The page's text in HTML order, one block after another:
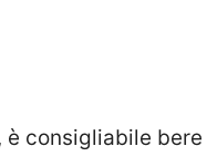
è consigliabile bere